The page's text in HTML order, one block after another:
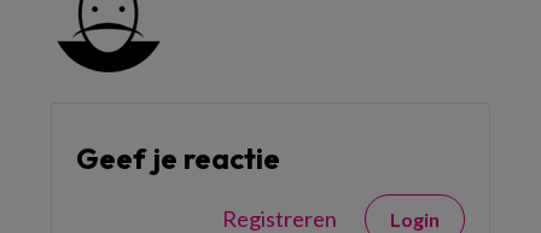
Geef je reactie
Registreren Login